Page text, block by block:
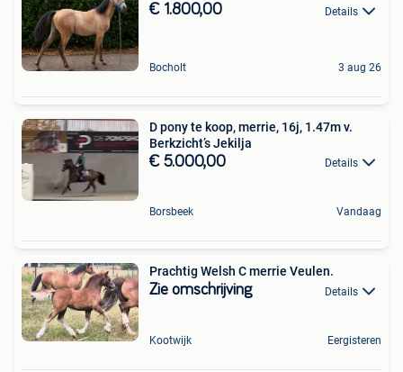
€ 1.800,00 Details
Bocholt 3 aug 26
D pony te koop, merrie, 16j, 1.47m v.
Berkzicht’s Jekilja
€ 5.000,00 Details
Borsbeek Vandaag
Prachtig Welsh C merrie Veulen.
Zie omschrijving Details
Kootwijk Eergisteren